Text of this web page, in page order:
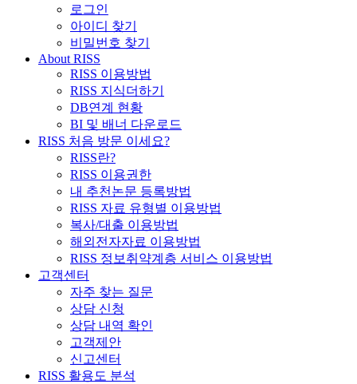
로그인
아이디 찾기
비밀번호 찾기
About RISS
RISS 이용방법
RISS 지식더하기
DB연계 현황
BI 및 배너 다운로드
RISS 처음 방문 이세요?
RISS란?
RISS 이용권한
내 추천논문 등록방법
RISS 자료 유형별 이용방법
복사/대출 이용방법
해외전자자료 이용방법
RISS 정보취약계층 서비스 이용방법
고객센터
자주 찾는 질문
상담 신청
상담 내역 확인
고객제안
신고센터
RISS 활용도 분석